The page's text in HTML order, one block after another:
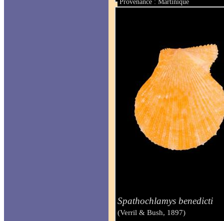
Provenance : Martinique
Taille : 20 mm
Spathochlamys benedicti
(Verril & Bush, 1897)